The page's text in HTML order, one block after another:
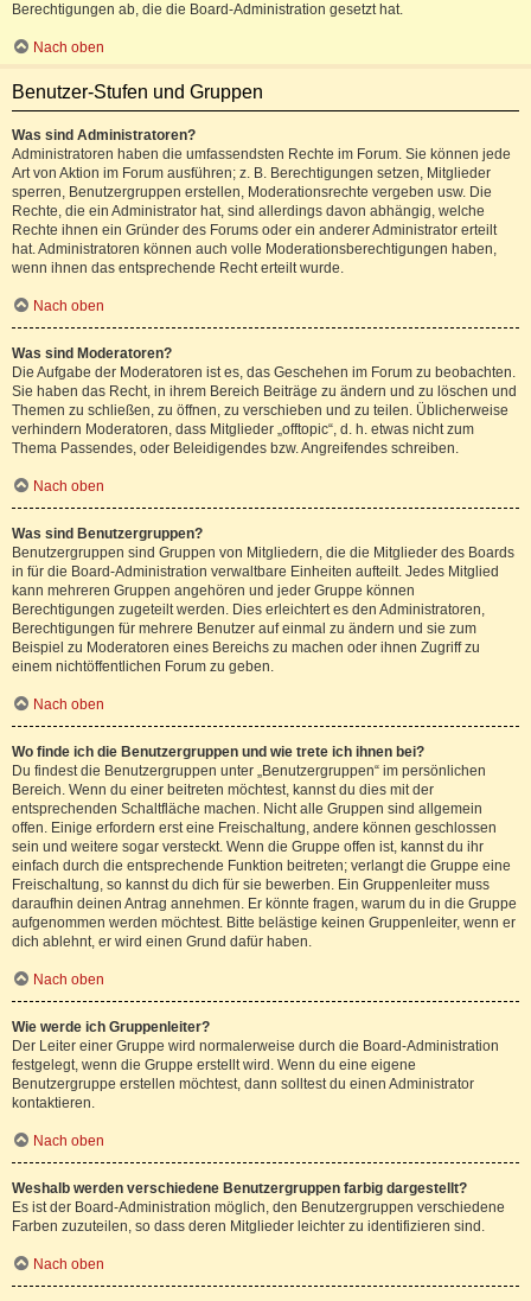
Berechtigungen ab, die die Board-Administration gesetzt hat.
Nach oben
Benutzer-Stufen und Gruppen
Was sind Administratoren?
Administratoren haben die umfassendsten Rechte im Forum. Sie können jede
Art von Aktion im Forum ausführen; z. B. Berechtigungen setzen, Mitglieder
sperren, Benutzergruppen erstellen, Moderationsrechte vergeben usw. Die
Rechte, die ein Administrator hat, sind allerdings davon abhängig, welche
Rechte ihnen ein Gründer des Forums oder ein anderer Administrator erteilt
hat. Administratoren können auch volle Moderationsberechtigungen haben,
wenn ihnen das entsprechende Recht erteilt wurde.
Nach oben
Was sind Moderatoren?
Die Aufgabe der Moderatoren ist es, das Geschehen im Forum zu beobachten.
Sie haben das Recht, in ihrem Bereich Beiträge zu ändern und zu löschen und
Themen zu schließen, zu öffnen, zu verschieben und zu teilen. Üblicherweise
verhindern Moderatoren, dass Mitglieder „offtopic“, d. h. etwas nicht zum
Thema Passendes, oder Beleidigendes bzw. Angreifendes schreiben.
Nach oben
Was sind Benutzergruppen?
Benutzergruppen sind Gruppen von Mitgliedern, die die Mitglieder des Boards
in für die Board-Administration verwaltbare Einheiten aufteilt. Jedes Mitglied
kann mehreren Gruppen angehören und jeder Gruppe können
Berechtigungen zugeteilt werden. Dies erleichtert es den Administratoren,
Berechtigungen für mehrere Benutzer auf einmal zu ändern und sie zum
Beispiel zu Moderatoren eines Bereichs zu machen oder ihnen Zugriff zu
einem nichtöffentlichen Forum zu geben.
Nach oben
Wo finde ich die Benutzergruppen und wie trete ich ihnen bei?
Du findest die Benutzergruppen unter „Benutzergruppen“ im persönlichen
Bereich. Wenn du einer beitreten möchtest, kannst du dies mit der
entsprechenden Schaltfläche machen. Nicht alle Gruppen sind allgemein
offen. Einige erfordern erst eine Freischaltung, andere können geschlossen
sein und weitere sogar versteckt. Wenn die Gruppe offen ist, kannst du ihr
einfach durch die entsprechende Funktion beitreten; verlangt die Gruppe eine
Freischaltung, so kannst du dich für sie bewerben. Ein Gruppenleiter muss
daraufhin deinen Antrag annehmen. Er könnte fragen, warum du in die Gruppe
aufgenommen werden möchtest. Bitte belästige keinen Gruppenleiter, wenn er
dich ablehnt, er wird einen Grund dafür haben.
Nach oben
Wie werde ich Gruppenleiter?
Der Leiter einer Gruppe wird normalerweise durch die Board-Administration
festgelegt, wenn die Gruppe erstellt wird. Wenn du eine eigene
Benutzergruppe erstellen möchtest, dann solltest du einen Administrator
kontaktieren.
Nach oben
Weshalb werden verschiedene Benutzergruppen farbig dargestellt?
Es ist der Board-Administration möglich, den Benutzergruppen verschiedene
Farben zuzuteilen, so dass deren Mitglieder leichter zu identifizieren sind.
Nach oben